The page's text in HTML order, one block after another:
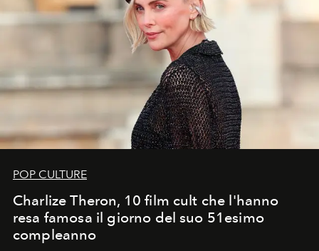
POP CULTURE
Charlize Theron, 10 film cult che l'hanno
resa famosa il giorno del suo 51esimo
compleanno